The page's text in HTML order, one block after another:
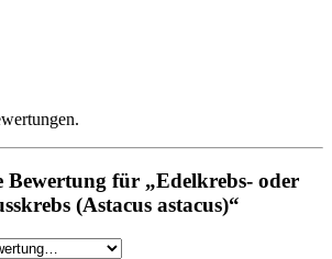
Bewertung für „Edelkrebs- oder
(Astacus astacus)“